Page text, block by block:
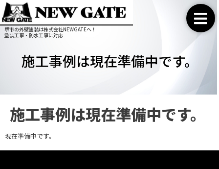
堺市の外壁塗装は株式会社NEWGATEへ！
塗装工事・防水工事に対応
施工事例は現在準備中です。
施工事例は現在準備中です。
現在準備中です。